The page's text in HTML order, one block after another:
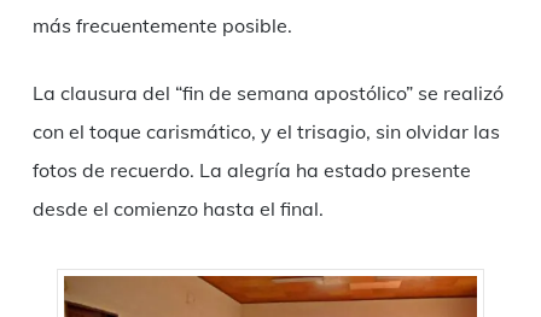
más frecuentemente posible.
La clausura del “fin de semana apostólico” se realizó
con el toque carismático, y el trisagio, sin olvidar las
fotos de recuerdo. La alegría ha estado presente
desde el comienzo hasta el final.